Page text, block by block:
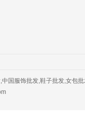
国服饰批发,鞋子批发,女